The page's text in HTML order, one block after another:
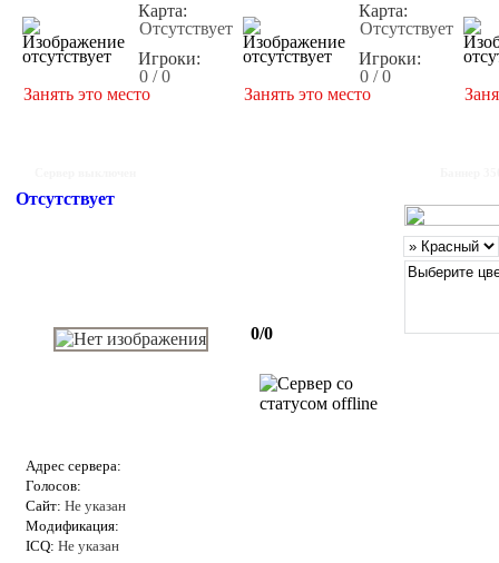
Карта:
Отсутствует
Игроки:
0 / 0
Занять это место
Карта:
Отсутствует
Игроки:
0 / 0
Занять это место
Отсутствует
0/0
Адрес сервера:
Голосов:
Сайт: Не указан
Модификация:
ICQ: Не указан